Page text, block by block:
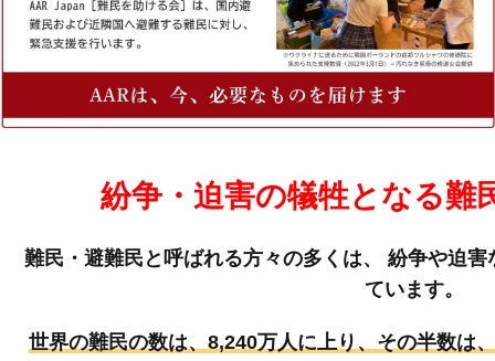
紛争・迫害の犠牲となる
難民・避難民と呼ばれる方々の多くは、
紛争や迫害
ています。
世界の難民の数は、8,240万人に上り、その半数は